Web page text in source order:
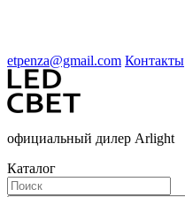
etpenza@gmail.com Контакты
официальный дилер Arlight
Каталог